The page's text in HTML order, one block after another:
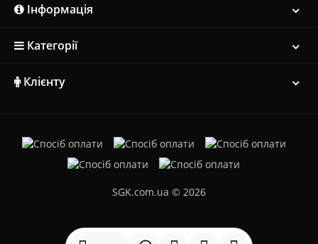
Інформація
Категорії
Клієнту
SGK.com.ua © 2026